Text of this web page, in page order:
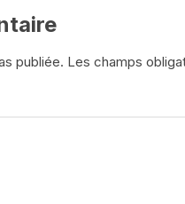
publiée. Les champs